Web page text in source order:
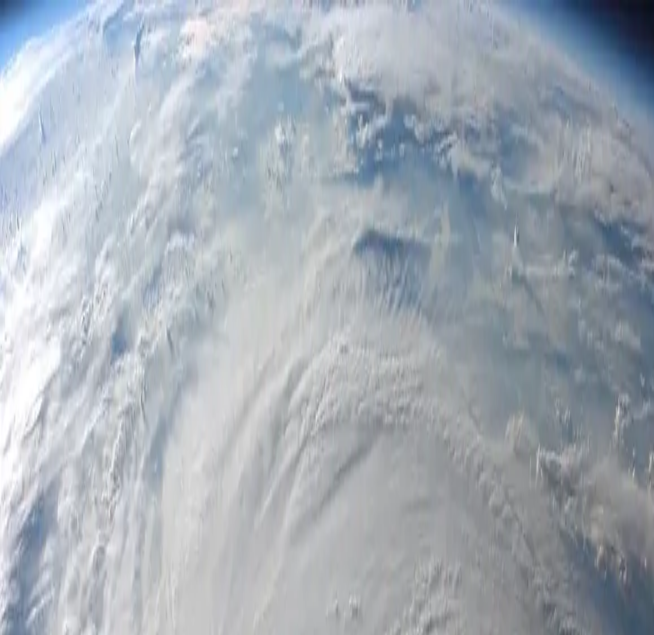
Particuliers
Business
Plateforme
Connexion
Inscription
Aide
Télécharger l'application